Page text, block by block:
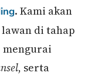
. Kami akan
di tahap
, serta